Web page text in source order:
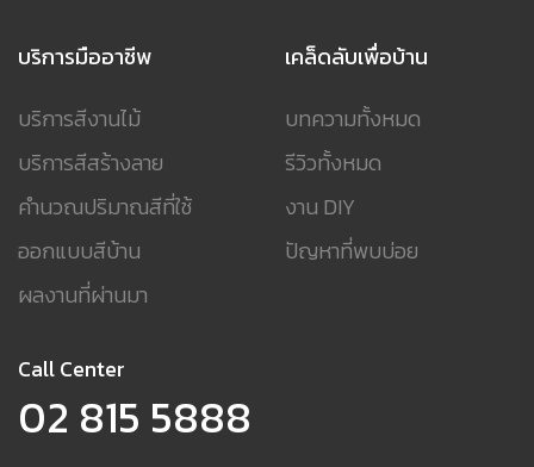
บริการมืออาชีพ
บริการสีงานไม้
บริการสีสร้างลาย
คำนวณปริมาณสีที่ใช้
ออกแบบสีบ้าน
ผลงานที่ผ่านมา
เคล็ดลับเพื่อบ้าน
บทความทั้งหมด
รีวิวทั้งหมด
งาน DIY
ปัญหาที่พบบ่อย
Call Center
02 815 5888